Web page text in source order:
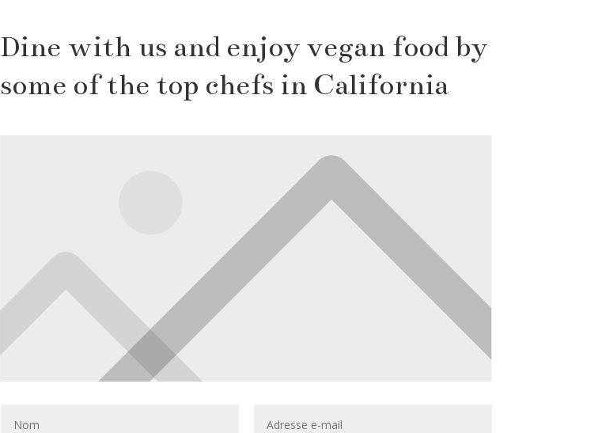
Dine with us and enjoy vegan food by
some of the top chefs in California